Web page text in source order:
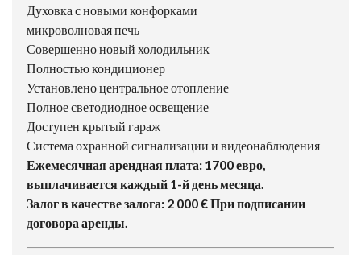
Духовка с новыми конфорками
микроволновая печь
Совершенно новый холодильник
Полностью кондиционер
Установлено центральное отопление
Полное светодиодное освещение
Доступен крытый гараж
Система охранной сигнализации и видеонаблюдения
Ежемесячная арендная плата: 1700 евро,
выплачивается каждый 1-й день месяца.
Залог в качестве залога: 2 000 € При подписании
договора аренды.